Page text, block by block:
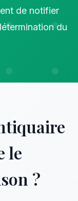
de notifier
du
le
?